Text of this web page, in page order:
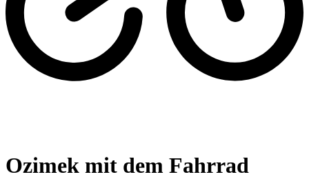
Ozimek mit dem Fahrrad